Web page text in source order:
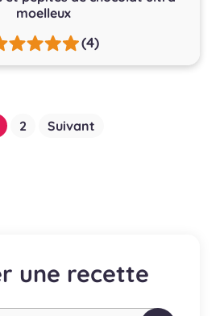
moelleux
(4)
2 Suivant
une recette